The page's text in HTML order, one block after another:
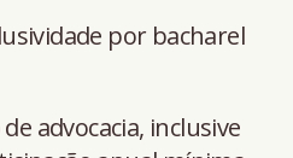
por bacharel
advocacia, inclusive